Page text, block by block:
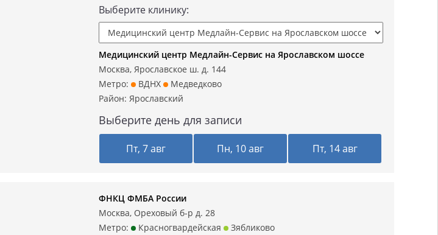
Выберите клинику:
Медицинский центр Медлайн-Сервис на Ярославском шоссе
Москва, Ярославское ш. д. 144
Метро:
ВДНХ
Медведково
Район: Ярославский
Выберите день для записи
Пт, 7 авг Пн, 10 авг Пт, 14 авг
ФНКЦ ФМБА России
Москва, Ореховый б-р д. 28
Метро:
Красногвардейская
Зябликово